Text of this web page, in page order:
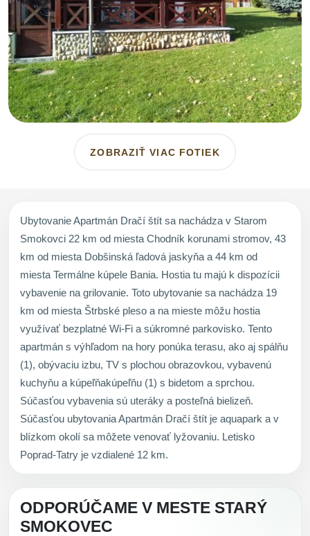
ZOBRAZIŤ VIAC FOTIEK
Ubytovanie Apartmán Dračí štít sa nachádza v Starom
Smokovci 22 km od miesta Chodník korunami stromov, 43
km od miesta Dobšinská ľadová jaskyňa a 44 km od
miesta Termálne kúpele Bania. Hostia tu majú k dispozícii
vybavenie na grilovanie. Toto ubytovanie sa nachádza 19
km od miesta Štrbské pleso a na mieste môžu hostia
využívať bezplatné Wi-Fi a súkromné parkovisko. Tento
apartmán s výhľadom na hory ponúka terasu, ako aj spálňu
(1), obývaciu izbu, TV s plochou obrazovkou, vybavenú
kuchyňu a kúpeľňakúpeľňu (1) s bidetom a sprchou.
Súčasťou vybavenia sú uteráky a posteľná bielizeň.
Súčasťou ubytovania Apartmán Dračí štít je aquapark a v
blízkom okolí sa môžete venovať lyžovaniu. Letisko
Poprad-Tatry je vzdialené 12 km.
ODPORÚČAME V MESTE STARÝ
SMOKOVEC